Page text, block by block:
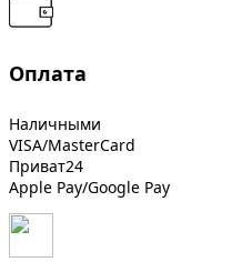
Оплата
Наличными
VISA/MasterCard
Приват24
Apple Pay/Google Pay